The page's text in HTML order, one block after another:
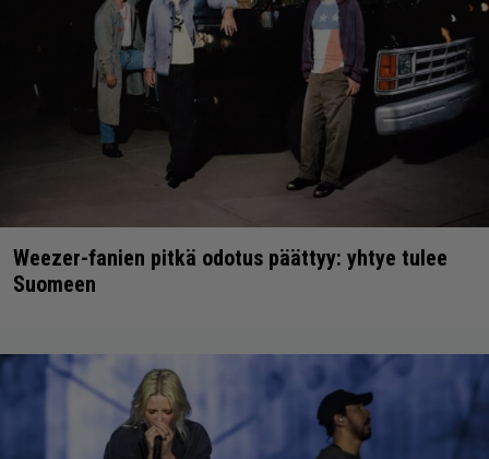
Weezer-fanien pitkä odotus päättyy: yhtye tulee
Suomeen